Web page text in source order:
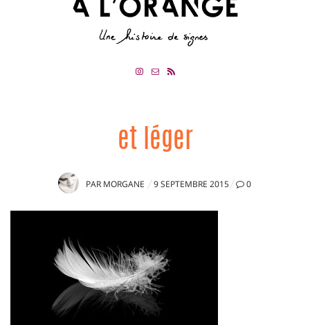
et léger
PAR MORGANE
PUBLIÉ
9 SEPTEMBRE 2015 0